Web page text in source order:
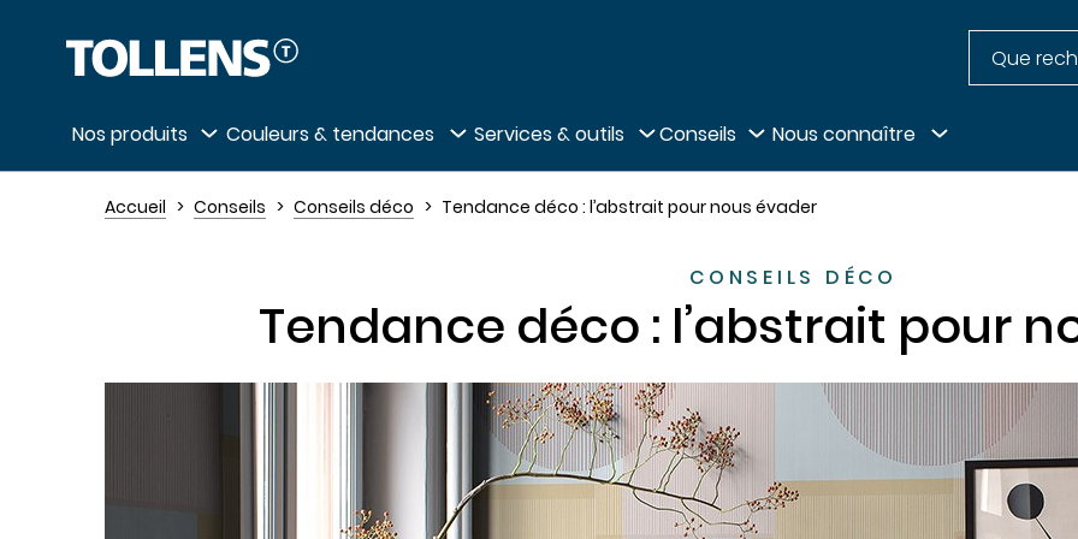
Passer la liste des magasins et aller au pied de page
Nos produits Couleurs & tendances Services & outils Conseils Nous connaître
Accueil Conseils Conseils déco Tendance déco : l’abstrait pour nous évader
CONSEILS DÉCO
Tendance déco : l’abstrait pour